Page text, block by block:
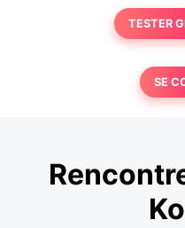
TESTER
SE